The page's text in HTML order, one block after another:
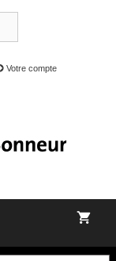
Votre compte